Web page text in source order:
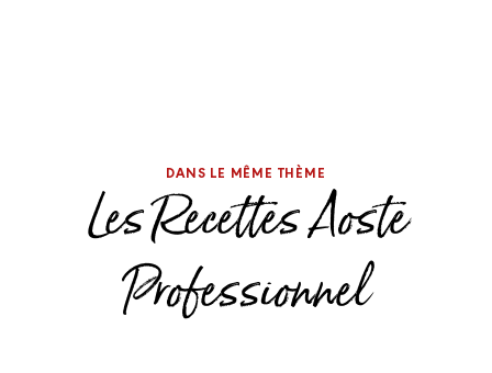
DANS LE MÊME THÈME
Les Recettes Aoste
Professionnel